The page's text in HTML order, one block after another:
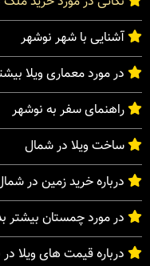
آشنایی با شهر نوشهر
در مورد معماری ویلا
راهنمای سفر به نوشهر
ساخت ویلا در شمال
درباره خرید زمین در
در مورد چمستان بیشتر
درباره قیمت های ویلا